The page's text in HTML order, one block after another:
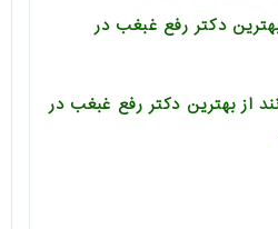
دکتر رفع غبغب در
از بهترین دکتر رفع غبغب در